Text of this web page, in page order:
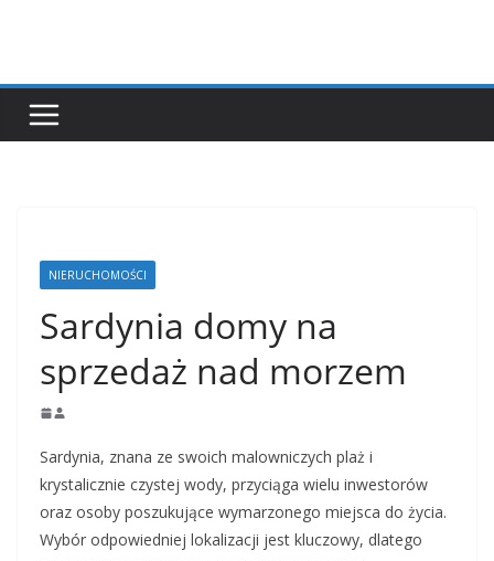
NIERUCHOMOŚCI
Sardynia domy na
sprzedaż nad morzem
Sardynia, znana ze swoich malowniczych plaż i
krystalicznie czystej wody, przyciąga wielu inwestorów
oraz osoby poszukujące wymarzonego miejsca do życia.
Wybór odpowiedniej lokalizacji jest kluczowy, dlatego